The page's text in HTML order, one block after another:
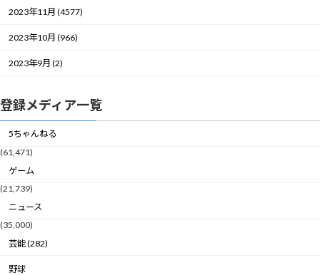
2023年11月 (4577)
2023年10月 (966)
2023年9月 (2)
登録メディア一覧
5ちゃんねる
(61,471)
ゲーム
(21,739)
ニュース
(35,000)
芸能 (282)
野球